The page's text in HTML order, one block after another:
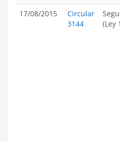
17/08/2015
Circular
3144
(Ley